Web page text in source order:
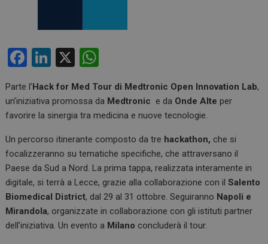
F
ce
b
o
o
k
Li
ke
dI
n
X
at
s
A
p
p
Parte l’Hack for Med Tour di Medtronic Open Innovation Lab,
un’iniziativa promossa da Medtronic e da Onde Alteper
favorire la sinergia tra medicina e nuove tecnologie.
Un percorso itinerante composto da tre hackathon, che si
focalizzeranno su tematiche specifiche, che attraversano il
Paese da Sud a Nord. La prima tappa, realizzata interamente in
digitale, si terrà a Lecce, grazie alla collaborazione con ilSalento
Biomedical District, dal 29 al 31 ottobre. Seguiranno Napoli e
Mirandola, organizzate in collaborazione con gli istituti partner
dell’iniziativa. Un evento a Milano concluderà il tour.